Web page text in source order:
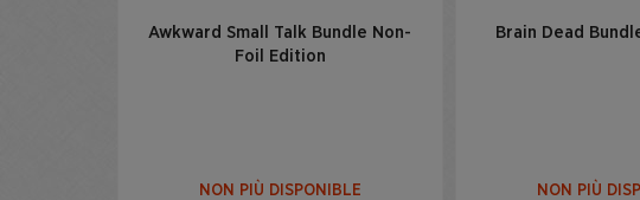
Awkward Small Talk Bundle Non-
Foil Edition
NON PIÙ DISPONIBLE
Brain Dead
NON PIÙ